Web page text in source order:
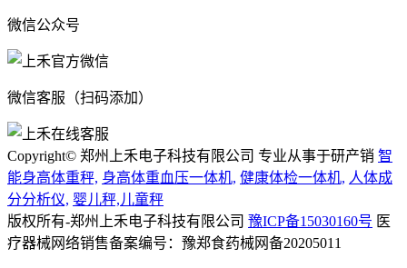
微信公众号
微信客服（扫码添加）
Copyright© 郑州上禾电子科技有限公司 专业从事于研产销 智
能身高体重秤, 身高体重血压一体机, 健康体检一体机, 人体成
分分析仪, 婴儿秤,儿童秤
版权所有-郑州上禾电子科技有限公司 豫ICP备15030160号 医
疗器械网络销售备案编号：豫郑食药械网备20205011